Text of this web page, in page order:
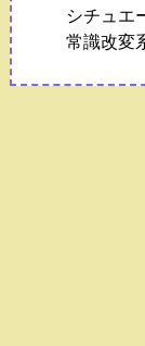
シチュエ
常識改変